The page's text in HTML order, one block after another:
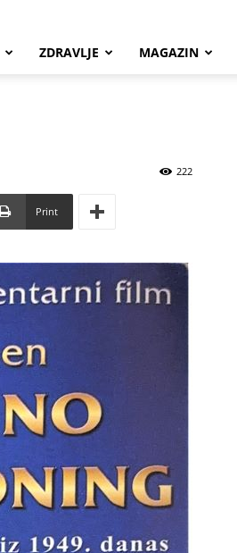
ZDRAVLJE MAGAZIN
222
Print